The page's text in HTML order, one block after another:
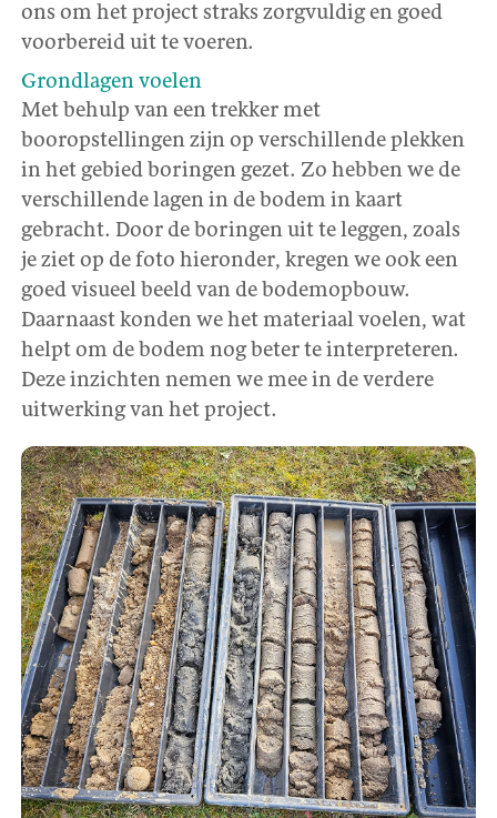
ons om het project straks zorgvuldig en goed
voorbereid uit te voeren.
Grondlagen voelen
Met behulp van een trekker met
booropstellingen zijn op verschillende plekken
in het gebied boringen gezet. Zo hebben we de
verschillende lagen in de bodem in kaart
gebracht. Door de boringen uit te leggen, zoals
je ziet op de foto hieronder, kregen we ook een
goed visueel beeld van de bodemopbouw.
Daarnaast konden we het materiaal voelen, wat
helpt om de bodem nog beter te interpreteren.
Deze inzichten nemen we mee in de verdere
uitwerking van het project.